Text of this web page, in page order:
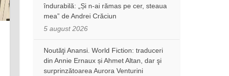
îndurabilă: „Și n-ai rămas pe cer, steaua
mea” de Andrei Crăciun
5 august 2026
Noutăţi Anansi. World Fiction: traduceri
din Annie Ernaux și Ahmet Altan, dar şi
surprinzătoarea Aurora Venturini